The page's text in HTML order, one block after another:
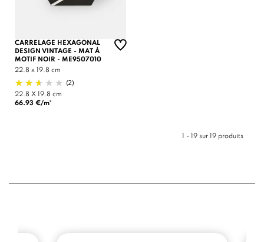
CARRELAGE HEXAGONAL
DESIGN VINTAGE - MAT À
MOTIF NOIR - ME9507010
22.8 x 19.8 cm
(2)
22.8 X 19.8 cm
66.93 €/m²
1 - 19 sur 19 produits